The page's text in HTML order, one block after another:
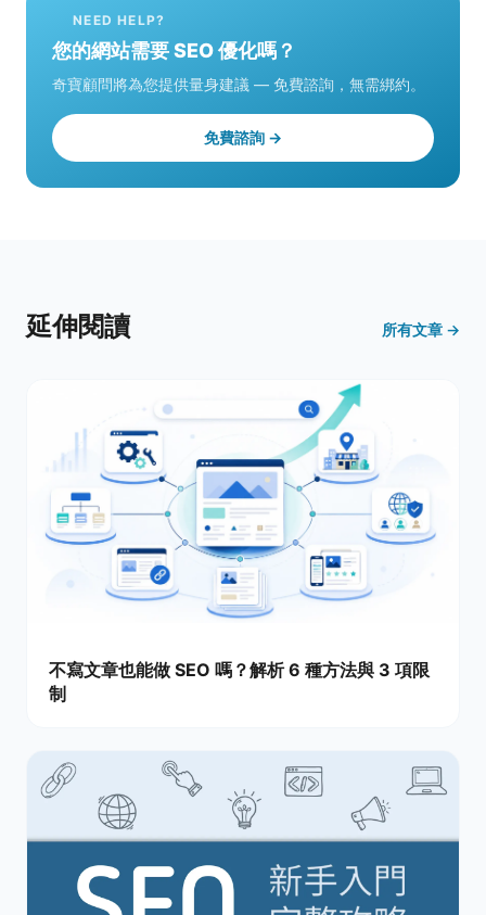
NEED HELP?
您的網站需要 SEO 優化嗎？
奇寶顧問將為您提供量身建議 — 免費諮詢，無需綁約。
免費諮詢 →
延伸閱讀 所有文章 →
不寫文章也能做 SEO 嗎？解析 6 種方法與 3 項限
制